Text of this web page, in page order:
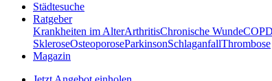
Städtesuche
Ratgeber
Krankheiten im AlterArthritisChronische WundeCOPD
SkleroseOsteoporoseParkinsonSchlaganfallThrombose
Magazin